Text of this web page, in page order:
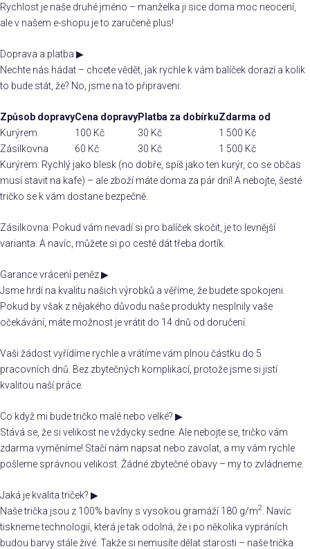
Rychlost je naše druhé jméno – manželka ji sice doma moc neocení,
ale v našem e-shopu je to zaručeně plus!
Doprava a platba ▶
Nechte nás hádat – chcete vědět, jak rychle k vám balíček dorazí a kolik
to bude stát, že? No, jsme na to připraveni:
Způsob dopravyCena dopravyPlatba za dobírkuZdarma od
Kurýrem
100 Kč 30 Kč
1 500 Kč
Zásilkovna
60 Kč 30 Kč
1 500 Kč
Kurýrem: Rychlý jako blesk (no dobře, spíš jako ten kurýr, co se občas
musí stavit na kafe) – ale zboží máte doma za pár dní! A nebojte, šesté
tričko se k vám dostane bezpečně.
Zásilkovna: Pokud vám nevadí si pro balíček skočit, je to levnější
varianta. A navíc, můžete si po cestě dát třeba dortík.
Garance vrácení peněz▶
Jsme hrdí na kvalitu našich výrobků a věříme, že budete spokojeni.
Pokud by však z nějakého důvodu naše produkty nesplnily vaše
očekávání, máte možnost je vrátit do 14 dnů od doručení.
Vaši žádost vyřídíme rychle a vrátíme vám plnou částku do 5
pracovních dnů. Bez zbytečných komplikací, protože jsme si jistí
kvalitou naší práce.
Co když mi bude tričko malé nebo velké? ▶
Stává se, že si velikost ne vždycky sedne. Ale nebojte se, tričko vám
zdarma vyměníme! Stačí nám napsat nebo zavolat, a my vám rychle
pošleme správnou velikost. Žádné zbytečné obavy – my to zvládneme.
Jaká je kvalita triček? ▶
Naše trička jsou z 100% bavlny s vysokou gramáží 180 g/m2
. Navíc
tiskneme technologií, která je tak odolná, že i po několika vypráních
budou barvy stále živé. Takže si nemusíte dělat starosti – naše trička